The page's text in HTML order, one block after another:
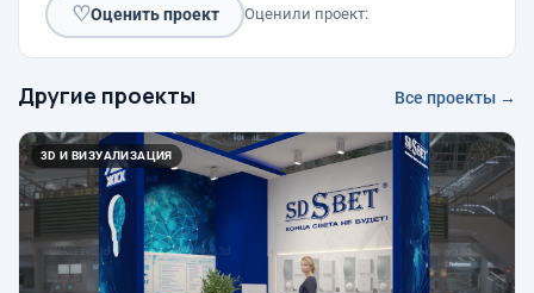
♡Оценить проект Оценили проект:
Другие проекты Все проекты →
3D И ВИЗУАЛИЗАЦИЯ